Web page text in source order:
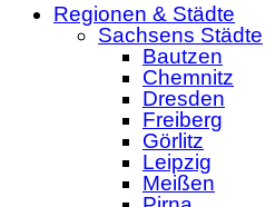
Regionen & Städte
Sachsens Städte
Bautzen
Chemnitz
Dresden
Freiberg
Görlitz
Leipzig
Meißen